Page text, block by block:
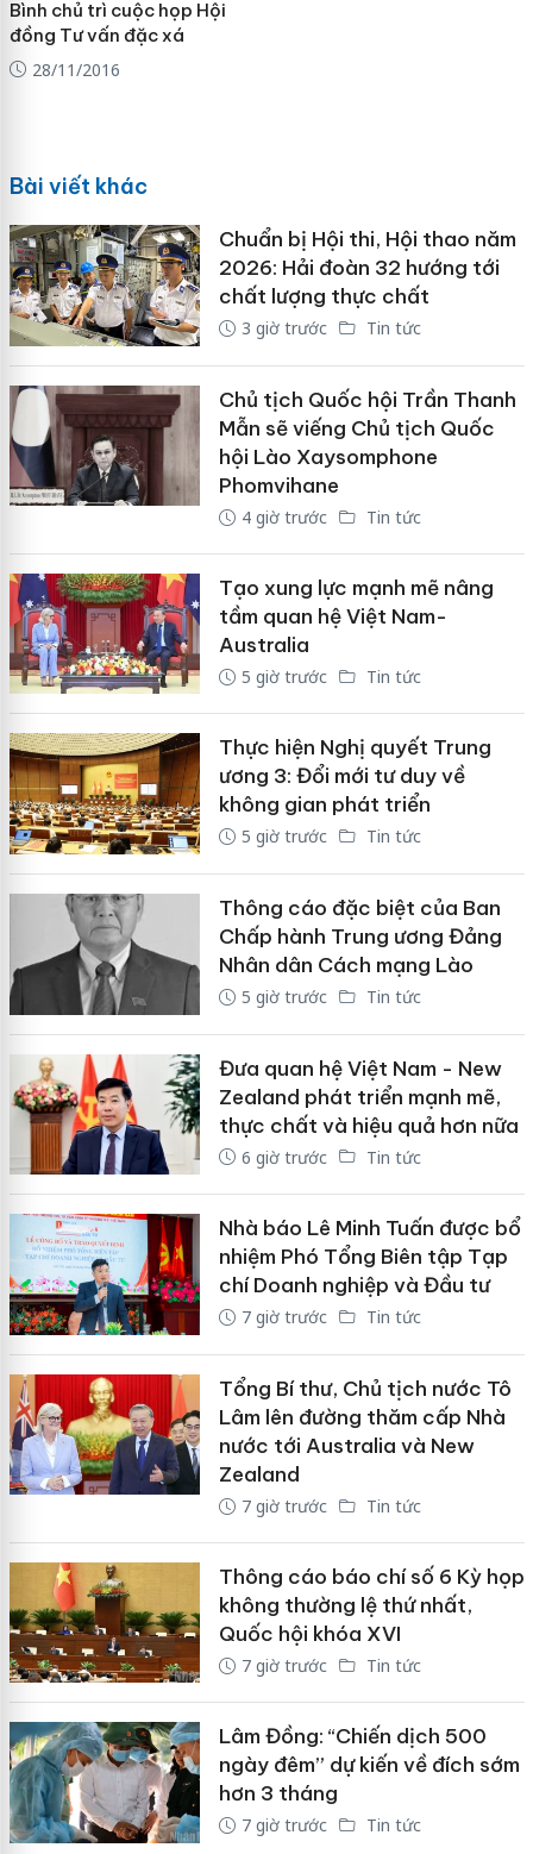
Bình chủ trì cuộc họp Hội
đồng Tư vấn đặc xá
28/11/2016
Bài viết khác
Chuẩn bị Hội thi, Hội thao năm
2026: Hải đoàn 32 hướng tới
chất lượng thực chất
3 giờ trước Tin tức
Chủ tịch Quốc hội Trần Thanh
Mẫn sẽ viếng Chủ tịch Quốc
hội Lào Xaysomphone
Phomvihane
4 giờ trước Tin tức
Tạo xung lực mạnh mẽ nâng
tầm quan hệ Việt Nam-
Australia
5 giờ trước Tin tức
Thực hiện Nghị quyết Trung
ương 3: Đổi mới tư duy về
không gian phát triển
5 giờ trước Tin tức
Thông cáo đặc biệt của Ban
Chấp hành Trung ương Đảng
Nhân dân Cách mạng Lào
5 giờ trước Tin tức
Đưa quan hệ Việt Nam - New
Zealand phát triển mạnh mẽ,
thực chất và hiệu quả hơn nữa
6 giờ trước Tin tức
Nhà báo Lê Minh Tuấn được bổ
nhiệm Phó Tổng Biên tập Tạp
chí Doanh nghiệp và Đầu tư
7 giờ trước Tin tức
Tổng Bí thư, Chủ tịch nước Tô
Lâm lên đường thăm cấp Nhà
nước tới Australia và New
Zealand
7 giờ trước Tin tức
Thông cáo báo chí số 6 Kỳ họp
không thường lệ thứ nhất,
Quốc hội khóa XVI
7 giờ trước Tin tức
Lâm Đồng: “Chiến dịch 500
ngày đêm” dự kiến về đích sớm
hơn 3 tháng
7 giờ trước Tin tức